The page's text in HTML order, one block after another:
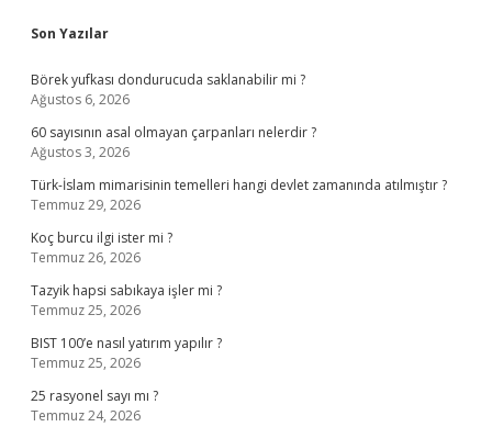
Sidebar
Son Yazılar
Börek yufkası dondurucuda saklanabilir mi ?
Ağustos 6, 2026
60 sayısının asal olmayan çarpanları nelerdir ?
Ağustos 3, 2026
Türk-İslam mimarisinin temelleri hangi devlet zamanında atılmıştır ?
Temmuz 29, 2026
Koç burcu ilgi ister mi ?
Temmuz 26, 2026
Tazyik hapsi sabıkaya işler mi ?
Temmuz 25, 2026
BIST 100’e nasıl yatırım yapılır ?
Temmuz 25, 2026
25 rasyonel sayı mı ?
Temmuz 24, 2026